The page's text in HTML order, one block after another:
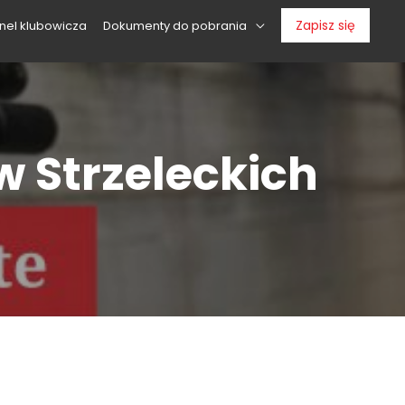
klubowicza Dokumenty do pobrania Zapisz się
Strzeleckich